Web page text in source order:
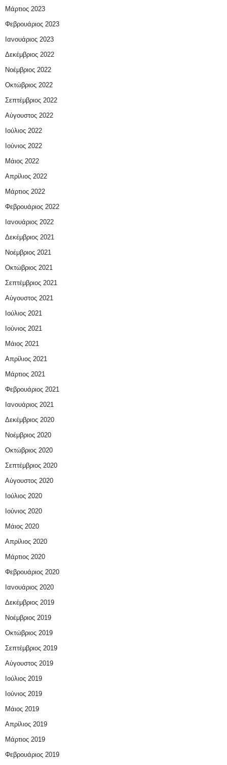
Μάρτιος 2023
Φεβρουάριος 2023
Ιανουάριος 2023
Δεκέμβριος 2022
Νοέμβριος 2022
Οκτώβριος 2022
Σεπτέμβριος 2022
Αύγουστος 2022
Ιούλιος 2022
Ιούνιος 2022
Μάιος 2022
Απρίλιος 2022
Μάρτιος 2022
Φεβρουάριος 2022
Ιανουάριος 2022
Δεκέμβριος 2021
Νοέμβριος 2021
Οκτώβριος 2021
Σεπτέμβριος 2021
Αύγουστος 2021
Ιούλιος 2021
Ιούνιος 2021
Μάιος 2021
Απρίλιος 2021
Μάρτιος 2021
Φεβρουάριος 2021
Ιανουάριος 2021
Δεκέμβριος 2020
Νοέμβριος 2020
Οκτώβριος 2020
Σεπτέμβριος 2020
Αύγουστος 2020
Ιούλιος 2020
Ιούνιος 2020
Μάιος 2020
Απρίλιος 2020
Μάρτιος 2020
Φεβρουάριος 2020
Ιανουάριος 2020
Δεκέμβριος 2019
Νοέμβριος 2019
Οκτώβριος 2019
Σεπτέμβριος 2019
Αύγουστος 2019
Ιούλιος 2019
Ιούνιος 2019
Μάιος 2019
Απρίλιος 2019
Μάρτιος 2019
Φεβρουάριος 2019